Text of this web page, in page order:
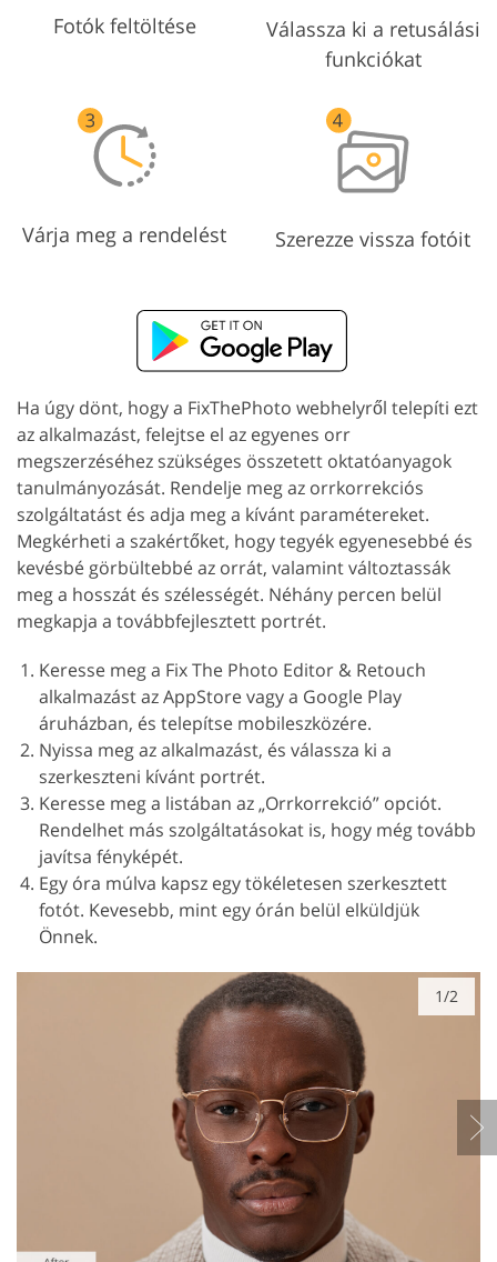
Fotók feltöltése
Válassza ki a retusálási
funkciókat
Várja meg a rendelést Szerezze vissza fotóit
Ha úgy dönt, hogy a FixThePhoto webhelyről telepíti ezt
az alkalmazást, felejtse el az egyenes orr
megszerzéséhez szükséges összetett oktatóanyagok
tanulmányozását. Rendelje meg az orrkorrekciós
szolgáltatást és adja meg a kívánt paramétereket.
Megkérheti a szakértőket, hogy tegyék egyenesebbé és
kevésbé görbültebbé az orrát, valamint változtassák
meg a hosszát és szélességét. Néhány percen belül
megkapja a továbbfejlesztett portrét.
Keresse meg a Fix The Photo Editor & Retouch
alkalmazást az AppStore vagy a Google Play
áruházban, és telepítse mobileszközére.
Nyissa meg az alkalmazást, és válassza ki a
szerkeszteni kívánt portrét.
Keresse meg a listában az „Orrkorrekció” opciót.
Rendelhet más szolgáltatásokat is, hogy még tovább
javítsa fényképét.
Egy óra múlva kapsz egy tökéletesen szerkesztett
fotót. Kevesebb, mint egy órán belül elküldjük
Önnek.
1/2